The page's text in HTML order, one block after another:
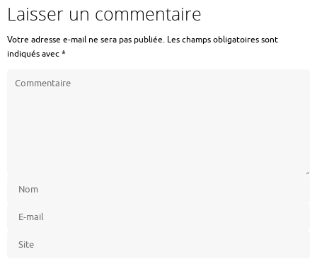
Laisser un commentaire
Votre adresse e-mail ne sera pas publiée. Les champs obligatoires sont
indiqués avec*